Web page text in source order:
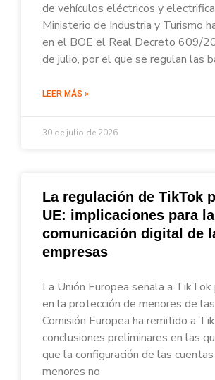
de vehículos eléctricos y
Ministerio de Industria y Turismo
en el BOE el Real Decreto 609/
de julio, por el que se regulan las
LEER MÁS »
30 de julio de 2026
La regulación de TikTok
UE: implicaciones para la
comunicación digital de
empresas
La Unión Europea señala a
en la protección de menores de
Comisión Europea ha remitido a
conclusiones preliminares en las
que la configuración de las
menores no